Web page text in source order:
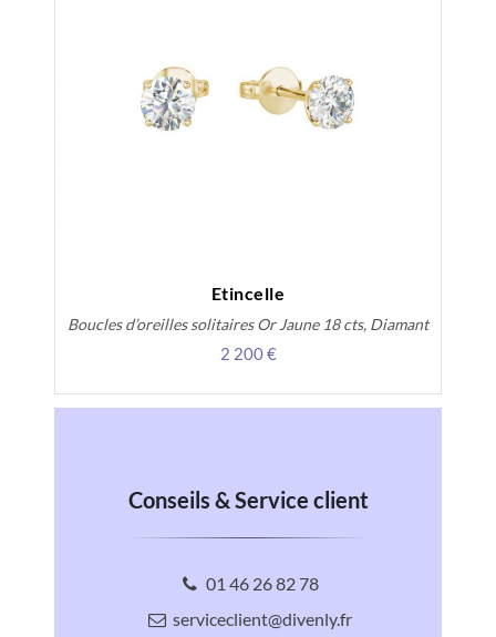
Etincelle
Boucles d’oreilles solitaires Or Jaune 18 cts, Diamant
2 200 €
Conseils & Service client
01 46 26 82 78
serviceclient@divenly.fr